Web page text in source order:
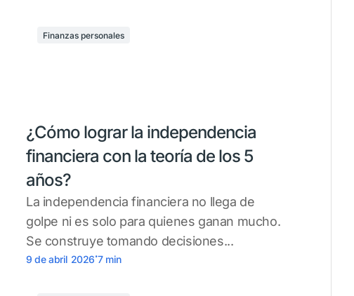
Finanzas personales
¿Cómo lograr la independencia
financiera con la teoría de los 5
años?
La independencia financiera no llega de
golpe ni es solo para quienes ganan mucho.
Se construye tomando decisiones...
9 de abril 2026.7 min